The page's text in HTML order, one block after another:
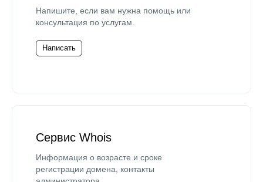
Напишите, если вам нужна помощь или
консультация по услугам.
Написать
Сервис Whois
Информация о возрасте и сроке
регистрации домена, контакты